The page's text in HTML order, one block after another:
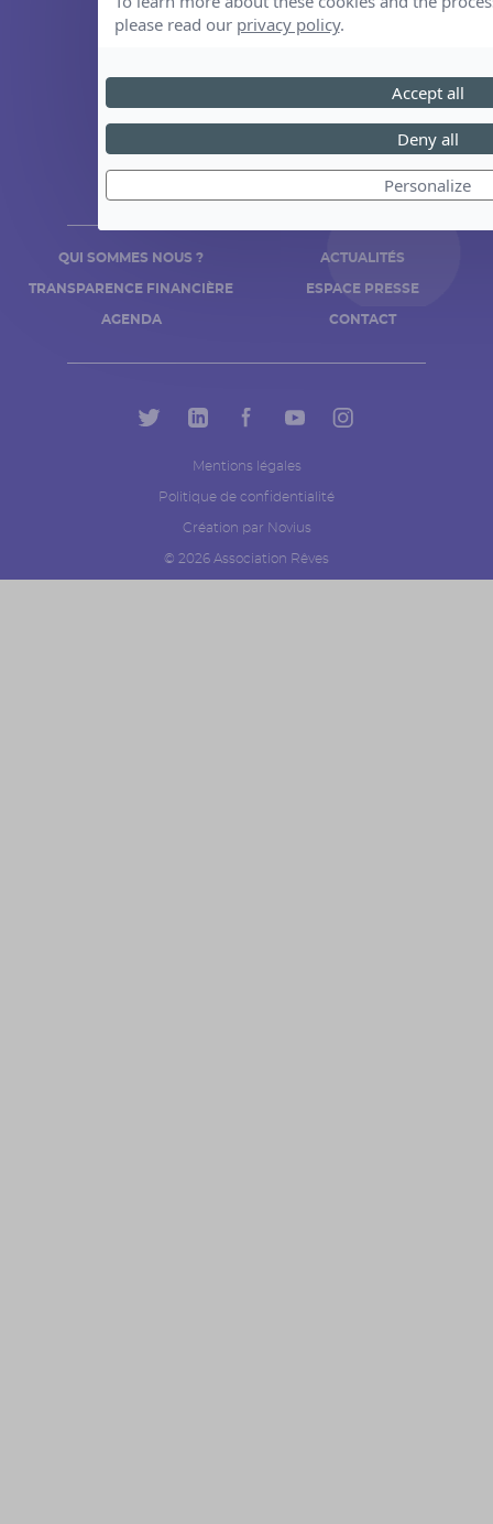
141 allée de Riottier
CS 7007 – Limas
QUI SOMMES NOUS ?
TRANSPARENCE FINANCIÈRE
AGENDA
ACTUALITÉS
ESPACE PRESSE
CONTACT
Mentions légales
Politique de confidentialité
Création par Novius
© 2026 Association Rêves
please read our privacy policy.
Personalize
Deny all
Accept all